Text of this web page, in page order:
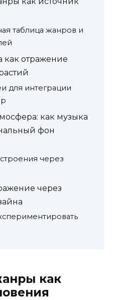
таблица жанров и
как отражение
для интеграции
как музыка
фон
через
через
как